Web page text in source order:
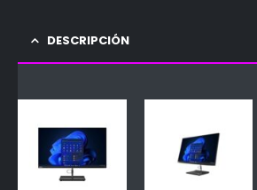
DESCRIPCIÓN